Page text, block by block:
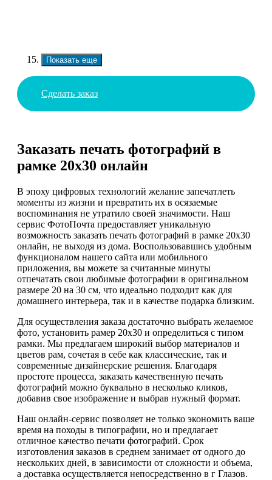
Показать еще
Сделать заказ
Заказать печать фотографий в
рамке 20х30 онлайн
В эпоху цифровых технологий желание запечатлеть
моменты из жизни и превратить их в осязаемые
воспоминания не утратило своей значимости. Наш
сервис ФотоПочта предоставляет уникальную
возможность заказать печать фотографий в рамке 20х30
онлайн, не выходя из дома. Воспользовавшись удобным
функционалом нашего сайта или мобильного
приложения, вы можете за считанные минуты
отпечатать свои любимые фотографии в оригинальном
размере 20 на 30 см, что идеально подходит как для
домашнего интерьера, так и в качестве подарка близким.
Для осуществления заказа достаточно выбрать желаемое
фото, установить рамер 20х30 и определиться с типом
рамки. Мы предлагаем широкий выбор материалов и
цветов рам, сочетая в себе как классические, так и
современные дизайнерские решения. Благодаря
простоте процесса, заказать качественную печать
фотографий можно буквально в несколько кликов,
добавив свое изображение и выбрав нужный формат.
Наш онлайн-сервис позволяет не только экономить ваше
время на походы в типографии, но и предлагает
отличное качество печати фотографий. Срок
изготовления заказов в среднем занимает от одного до
нескольких дней, в зависимости от сложности и объема,
а доставка осуществляется непосредственно в г Глазов.